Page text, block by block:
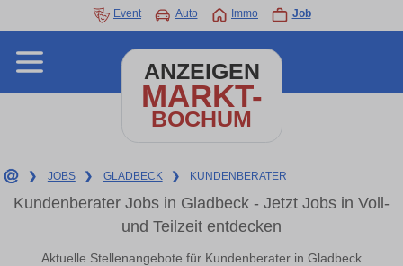
Event Auto Immo Job
ANZEIGEN
MARKT-
BOCHUM
❯ JOBS ❯ GLADBECK ❯ KUNDENBERATER
Kundenberater Jobs in Gladbeck - Jetzt Jobs in Voll-
und Teilzeit entdecken
Aktuelle Stellenangebote für Kundenberater in Gladbeck